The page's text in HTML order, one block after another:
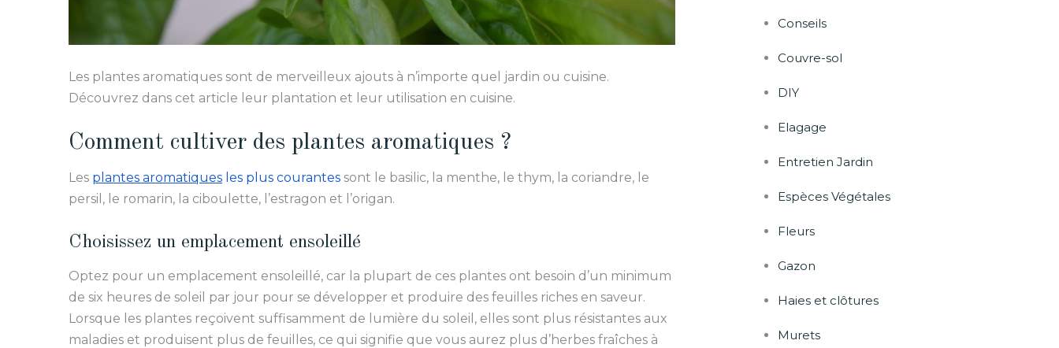
Les plantes aromatiques sont de merveilleux ajouts à n’importe quel jardin ou cuisine.
Découvrez dans cet article leur plantation et leur utilisation en cuisine.
Comment cultiver des plantes aromatiques ?
Les plantes aromatiques les plus courantes sont le basilic, la menthe, le thym, la coriandre, le
persil, le romarin, la ciboulette, l’estragon et l’origan.
Choisissez un emplacement ensoleillé
Optez pour un emplacement ensoleillé, car la plupart de ces plantes ont besoin d’un minimum
de six heures de soleil par jour pour se développer et produire des feuilles riches en saveur.
Lorsque les plantes reçoivent suffisamment de lumière du soleil, elles sont plus résistantes aux
maladies et produisent plus de feuilles, ce qui signifie que vous aurez plus d’herbes fraîches à
Conseils
Couvre-sol
DIY
Elagage
Entretien Jardin
Espèces Végétales
Fleurs
Gazon
Haies et clôtures
Murets